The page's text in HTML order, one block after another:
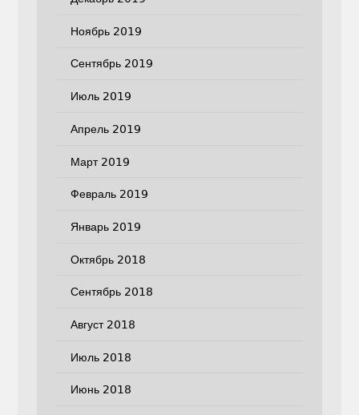
Ноябрь 2019
Сентябрь 2019
Июль 2019
Апрель 2019
Март 2019
Февраль 2019
Январь 2019
Октябрь 2018
Сентябрь 2018
Август 2018
Июль 2018
Июнь 2018